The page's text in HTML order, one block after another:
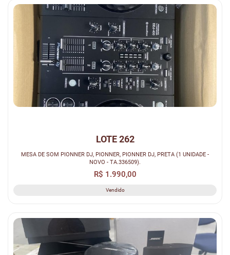
LOTE 262
MESA DE SOM PIONNER DJ, PIONNER, PIONNER DJ, PRETA (1 UNIDADE -
NOVO - TA.336509).
R$ 1.990,00
Vendido